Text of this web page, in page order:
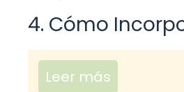
4. Cómo
Leer más